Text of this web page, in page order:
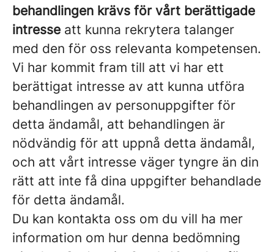
behandlingen krävs för vårt berättigade
intresse att kunna rekrytera talanger
med den för oss relevanta kompetensen.
Vi har kommit fram till att vi har ett
berättigat intresse av att kunna utföra
behandlingen av personuppgifter för
detta ändamål, att behandlingen är
nödvändig för att uppnå detta ändamål,
och att vårt intresse väger tyngre än din
rätt att inte få dina uppgifter behandlade
för detta ändamål.
Du kan kontakta oss om du vill ha mer
information om hur denna bedömning